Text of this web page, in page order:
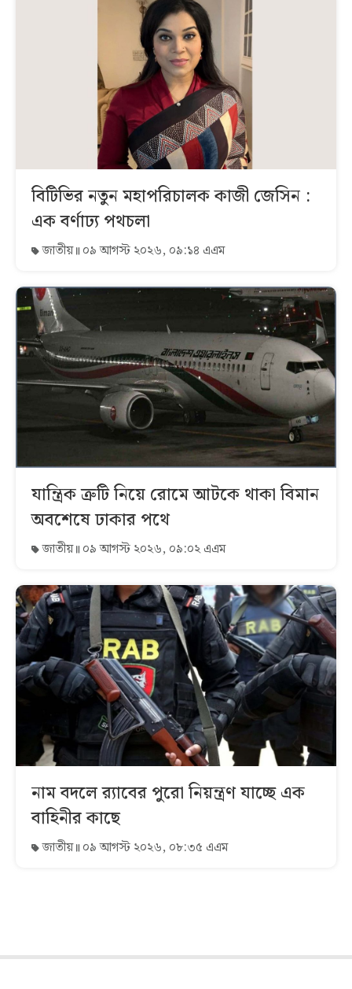
বিটিভির নতুন মহাপরিচালক কাজী জেসিন :
এক বর্ণাঢ্য পথচলা
জাতীয় ০৯ আগস্ট ২০২৬, ০৯:১৪ এএম
যান্ত্রিক ত্রুটি নিয়ে রোমে আটকে থাকা বিমান
অবশেষে ঢাকার পথে
জাতীয় ০৯ আগস্ট ২০২৬, ০৯:০২ এএম
নাম বদলে র‌্যাবের পুরো নিয়ন্ত্রণ যাচ্ছে এক
বাহিনীর কাছে
জাতীয় ০৯ আগস্ট ২০২৬, ০৮:৩৫ এএম